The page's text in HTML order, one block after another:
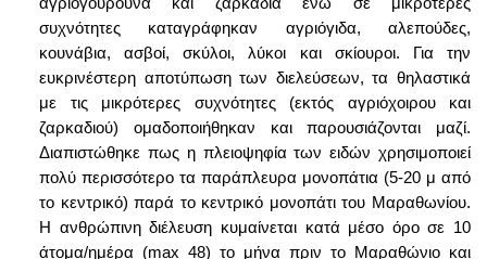
συχνότητες καταγράφηκαν αγριόγιδα, αλεπούδες,
κουνάβια, ασβοί, σκύλοι, λύκοι και σκίουροι. Για την
ευκρινέστερη αποτύπωση των διελεύσεων, τα θηλαστικά
με τις μικρότερες συχνότητες (εκτός αγριόχοιρου και
ζαρκαδιού) ομαδοποιήθηκαν και παρουσιάζονται μαζί.
Διαπιστώθηκε πως η πλειοψηφία των ειδών χρησιμοποιεί
πολύ περισσότερο τα παράπλευρα μονοπάτια (5-20 μ από
το κεντρικό) παρά το κεντρικό μονοπάτι του Μαραθωνίου.
Η ανθρώπινη διέλευση κυμαίνεται κατά μέσο όρο σε 10
άτομα/ημέρα (max 48) το μήνα πριν το Μαραθώνιο και